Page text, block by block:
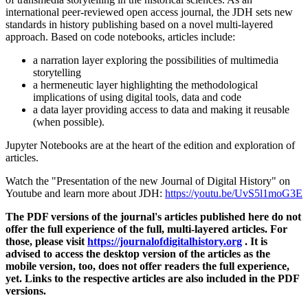
international peer-reviewed open access journal, the JDH sets new
standards in history publishing based on a novel multi-layered
approach. Based on code notebooks, articles include:
a narration layer exploring the possibilities of multimedia
storytelling
a hermeneutic layer highlighting the methodological
implications of using digital tools, data and code
a data layer providing access to data and making it reusable
(when possible).
Jupyter Notebooks are at the heart of the edition and exploration of
articles.
Watch the "Presentation of the new Journal of Digital History" on
Youtube and learn more about JDH: https://youtu.be/UvS5l1moG3E
The PDF versions of the journal's articles published here do not
offer the full experience of the full, multi-layered articles. For
those, please visit https://journalofdigitalhistory.org . It is
advised to access the desktop version of the articles as the
mobile version, too, does not offer readers the full experience,
yet. Links to the respective articles are also included in the PDF
versions.